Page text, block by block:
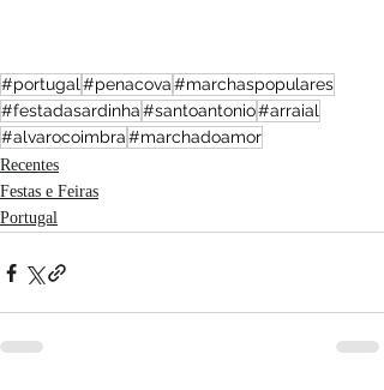
#portugal #penacova#marchaspopulares
#festadasardinha#santoantonio#arraial
#alvarocoimbra#marchadoamor
Recentes
Festas e Feiras
Portugal